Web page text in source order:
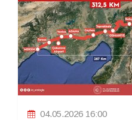
04.05.2026 16:00